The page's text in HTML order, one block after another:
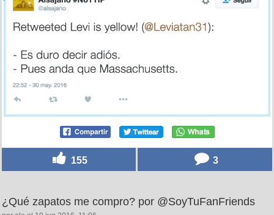
155 3
¿Qué zapatos me compro? por @SoyTuFanFriends